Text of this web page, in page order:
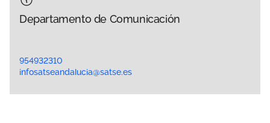
Departamento de Comunicación
954932310
infosatseandalucia@satse.es